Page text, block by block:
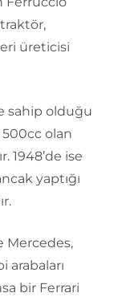
üreticisi
sahip olduğu
500cc olan
1948’de ise
yaptığı
Mercedes,
arabaları
bir Ferrari